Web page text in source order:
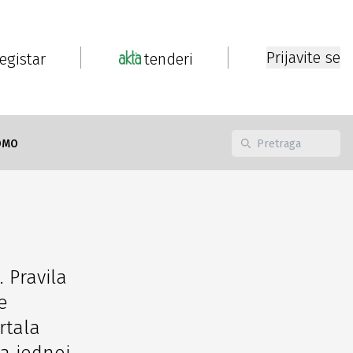
tenderi Prijavite se
Pravila